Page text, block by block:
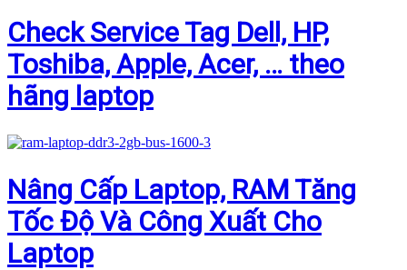
Check Service Tag Dell, HP,
Toshiba, Apple, Acer, … theo
hãng laptop
Nâng Cấp Laptop, RAM Tăng
Tốc Độ Và Công Xuất Cho
Laptop